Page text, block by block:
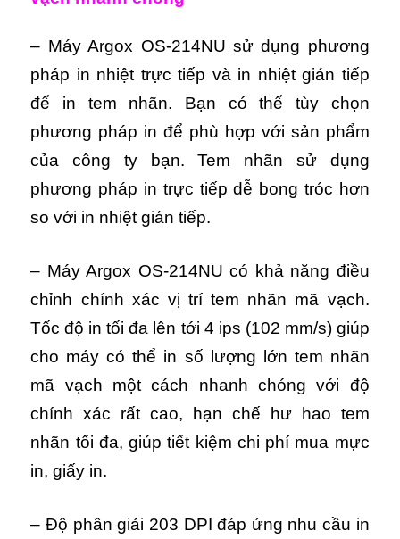
– Máy Argox OS-214NU sử dụng phương
pháp in nhiệt trực tiếp và in nhiệt gián tiếp
để in tem nhãn. Bạn có thể tùy chọn
phương pháp in để phù hợp với sản phẩm
của công ty bạn. Tem nhãn sử dụng
phương pháp in trực tiếp dễ bong tróc hơn
so với in nhiệt gián tiếp.
– Máy Argox OS-214NU có khả năng điều
chỉnh chính xác vị trí tem nhãn mã vạch.
Tốc độ in tối đa lên tới 4 ips (102 mm/s) giúp
cho máy có thể in số lượng lớn tem nhãn
mã vạch một cách nhanh chóng với độ
chính xác rất cao, hạn chế hư hao tem
nhãn tối đa, giúp tiết kiệm chi phí mua mực
in, giấy in.
– Độ phân giải 203 DPI đáp ứng nhu cầu in